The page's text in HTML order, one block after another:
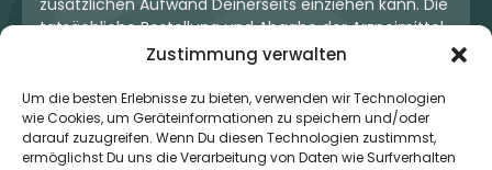
Zustimmung verwalten
Um die besten Erlebnisse zu bieten, verwenden wir Technologien
wie Cookies, um Geräteinformationen zu speichern und/oder
darauf zuzugreifen. Wenn Du diesen Technologien zustimmst,
ermöglichst Du uns die Verarbeitung von Daten wie Surfverhalten
zusätzlichen Aufwand Deinerseits einziehen kann. Die
tatsächliche Bestellung und Abgabe der Arzneimittel
erfolgt jedoch ausschließlich über die jeweilige
Dir und der Apotheke. Unser OneStop-Service stellt
kein pharmazeutisches Angebot dar, sondern dient
lediglich der komfortablen Zahlungsabwicklung. Die